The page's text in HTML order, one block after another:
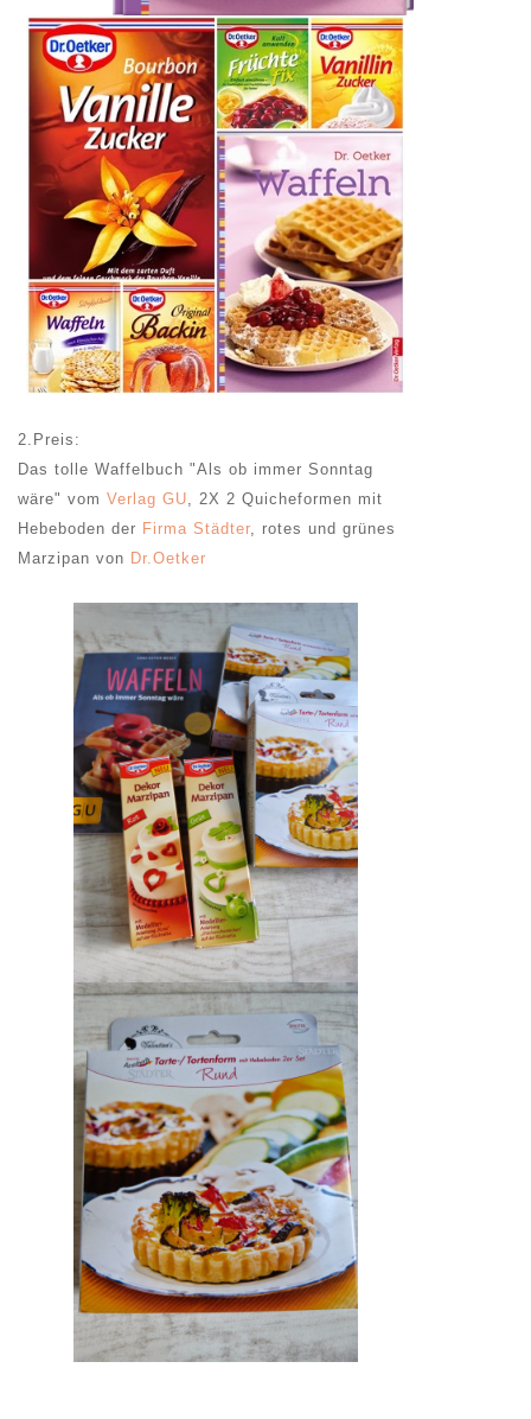
2.Preis:
Das tolle Waffelbuch "Als ob immer Sonntag
wäre" vom Verlag GU, 2X 2 Quicheformen mit
Hebeboden der Firma Städter, rotes und grünes
Marzipan von Dr.Oetker